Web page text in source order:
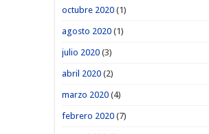
octubre 2020(1)
agosto 2020(1)
julio 2020(3)
abril 2020(2)
marzo 2020(4)
febrero 2020(7)